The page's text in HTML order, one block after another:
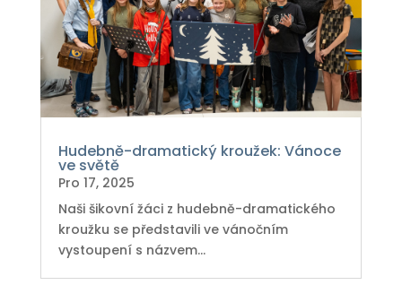
Hudebně-dramatický kroužek: Vánoce
ve světě
Pro 17, 2025
Naši šikovní žáci z hudebně-dramatického
kroužku se představili ve vánočním
vystoupení s názvem...